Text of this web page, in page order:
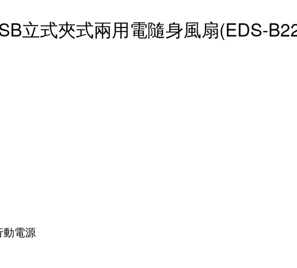
立式夾式兩用電隨身風扇(EDS-
動電源